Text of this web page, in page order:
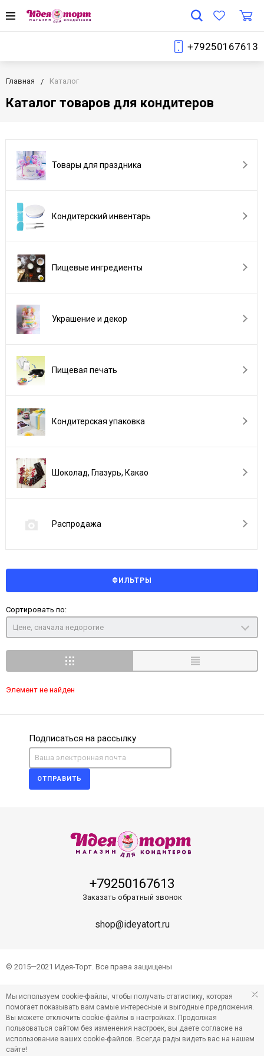
+79250167613
Главная Каталог
Каталог товаров для кондитеров
Товары для праздника
Кондитерский инвентарь
Пищевые ингредиенты
Украшение и декор
Пищевая печать
Кондитерская упаковка
Шоколад, Глазурь, Какао
Распродажа
ФИЛЬТРЫ
Сортировать по:
Цене, сначала недорогие
Элемент не найден
Подписаться на рассылку
ОТПРАВИТЬ
+79250167613
Заказать обратный звонок
shop@ideyatort.ru
© 2015—2021 Идея-Торт. Все права защищены
Мы используем cookie-файлы, чтобы получать статистику, которая
помогает показывать вам самые интересные и выгодные предложения.
Вы можете отключить cookie-файлы в настройках. Продолжая
пользоваться сайтом без изменения настроек, вы даете согласие на
использование ваших cookie-файлов. Всегда рады видеть вас на нашем
сайте!